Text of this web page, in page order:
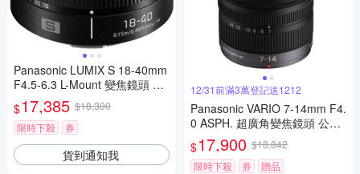
Panasonic LUMIX S 18-40mm
F4.5-6.3 L-Mount 變焦鏡頭 公
司貨 S-R1840GC
$17,385 $18,300
限時下殺
券
貨到通知我
12/31前滿3萬登記送1212
Panasonic VARIO 7-14mm F4.
0 ASPH. 超廣角變焦鏡頭 公司
貨
$17,900 $18,842
限時下殺
券 贈品